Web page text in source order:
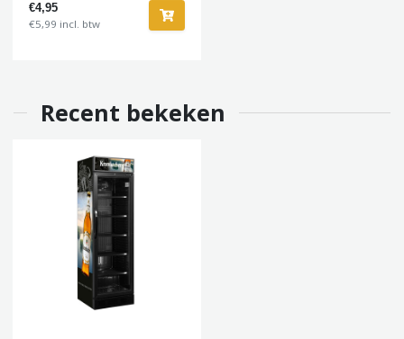
€4,95
€5,99 incl. btw
Recent bekeken